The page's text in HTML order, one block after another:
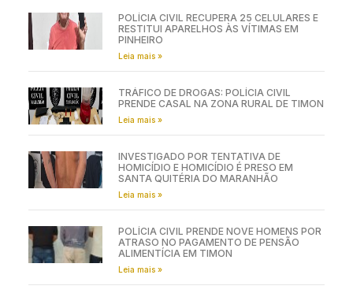
POLÍCIA CIVIL RECUPERA 25 CELULARES E
RESTITUI APARELHOS ÀS VÍTIMAS EM
PINHEIRO
Leia mais »
TRÁFICO DE DROGAS: POLÍCIA CIVIL
PRENDE CASAL NA ZONA RURAL DE TIMON
Leia mais »
INVESTIGADO POR TENTATIVA DE
HOMICÍDIO E HOMICÍDIO É PRESO EM
SANTA QUITÉRIA DO MARANHÃO
Leia mais »
POLÍCIA CIVIL PRENDE NOVE HOMENS POR
ATRASO NO PAGAMENTO DE PENSÃO
ALIMENTÍCIA EM TIMON
Leia mais »